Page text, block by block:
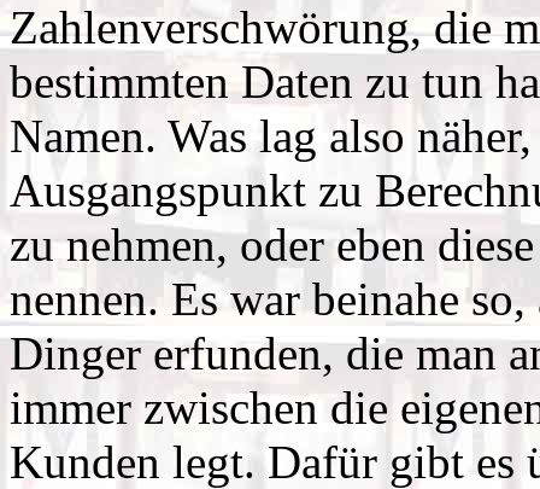
Zahlenverschwörung, die
bestimmten Daten zu tun
Namen. Was lag also
Ausgangspunkt zu
zu nehmen, oder eben
nennen. Es war beinahe
Dinger erfunden, die man
immer zwischen die
Kunden legt. Dafür gibt es